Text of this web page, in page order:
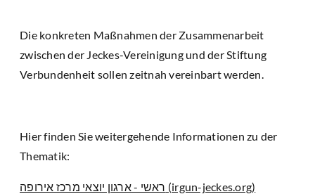
Die konkreten Maßnahmen der Zusammenarbeit
zwischen der Jeckes-Vereinigung und der Stiftung
Verbundenheit sollen zeitnah vereinbart werden.
Hier finden Sie weitergehende Informationen zu der
Thematik:
ראשי - ארגון יוצאי מרכז אירופה (irgun-jeckes.org)